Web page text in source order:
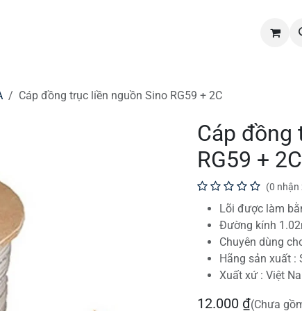
Cáp đồng trục liền nguồn Sino RG59 + 2C
Cáp đồng
RG59 + 2C
(0 nhận
Lõi được làm
Đường kính
Chuyên dùng
Hãng sản xuất :
Xuất xứ : Việt
12.000 ₫(Chưa